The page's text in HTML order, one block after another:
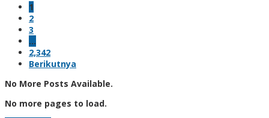
1
2
3
…
2,342
Berikutnya
No More Posts Available.
No more pages to load.